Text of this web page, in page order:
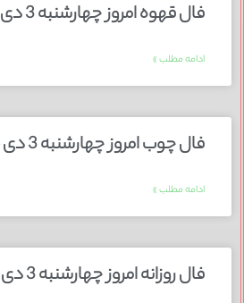
فال قهوه امروز چهارشنبه 3 دی 1404
ادامه مطلب »
فال چوب امروز چهارشنبه 3 دی 1404
ادامه مطلب »
فال روزانه امروز چهارشنبه 3 دی 1404